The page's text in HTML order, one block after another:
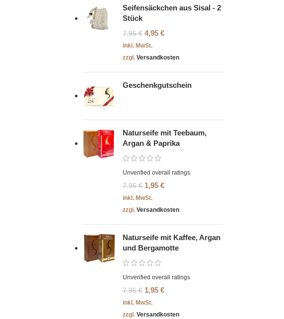
Seifensäckchen aus Sisal - 2
Stück
7,95€ 4,95 €
inkl. MwSt.
zzgl. Versandkosten
Geschenkgutschein
Naturseife mit Teebaum,
Argan & Paprika
Unverified overall ratings
7,95€ 1,95 €
inkl. MwSt.
zzgl. Versandkosten
Naturseife mit Kaffee, Argan
und Bergamotte
Unverified overall ratings
7,95€ 1,95 €
inkl. MwSt.
zzgl. Versandkosten